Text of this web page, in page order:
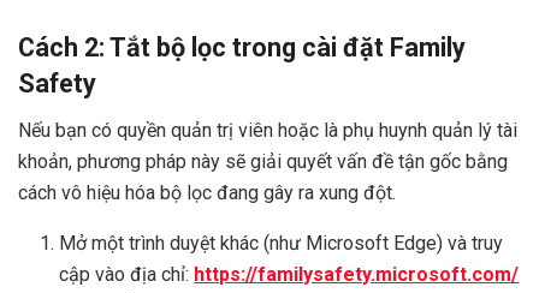
Cách 2: Tắt bộ lọc trong cài đặt Family
Safety
Nếu bạn có quyền quản trị viên hoặc là phụ huynh quản lý tài
khoản, phương pháp này sẽ giải quyết vấn đề tận gốc bằng
cách vô hiệu hóa bộ lọc đang gây ra xung đột.
Mở một trình duyệt khác (như Microsoft Edge) và truy
cập vào địa chỉ: https://familysafety.microsoft.com/